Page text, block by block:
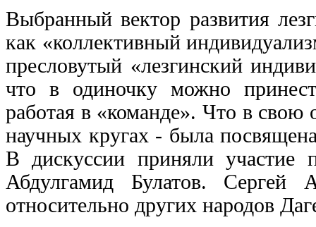
Выбранный вектор развития
как «коллективный
пресловутый «лезгинский
что в одиночку можно
работая в «команде». Что в свою
научных кругах - была
В дискуссии приняли участие
Абдулгамид Булатов. Сергей
относительно других народов